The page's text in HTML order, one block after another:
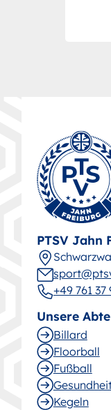
PTSV Jahn
+49 761 37
Unsere
Billard
Floorball
Fußball
Kegeln